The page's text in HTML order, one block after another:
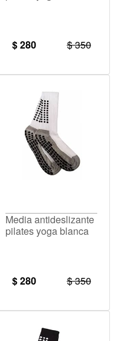
$ 280 $ 350
Media antideslizante
pilates yoga blanca
$ 280 $ 350